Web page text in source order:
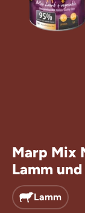
Marp Mix
Lamm
Lamm